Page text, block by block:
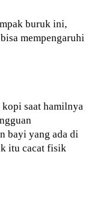
buruk ini,
mempengaruhi
saat hamilnya
bayi yang ada di
itu cacat fisik